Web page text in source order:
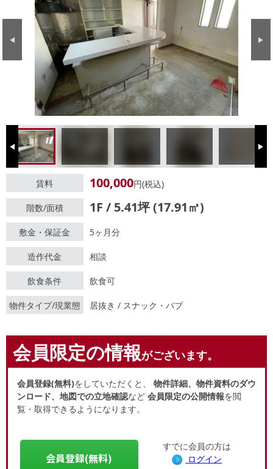
Previous Next
Previous Next
賃料 100,000円(税込)
階数/面積 1F / 5.41坪 (17.91㎡)
敷金・保証金 5ヶ月分
造作代金 相談
飲食条件 飲食可
物件タイプ/現業態 居抜き / スナック・パブ
会員限定の情報がございます。
会員登録(無料)をしていただくと、 物件詳細、物件資料のダウ
ンロード、地図での立地確認など 会員限定の公開情報を閲
覧・取得できるようになります。
会員登録(無料)
すでに会員の方は
ログイン